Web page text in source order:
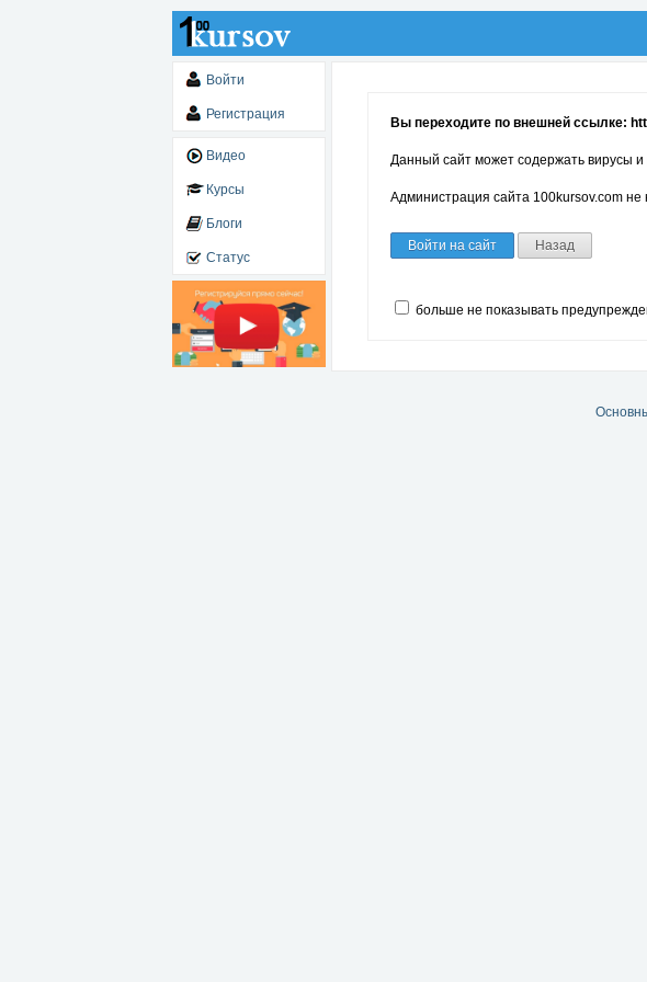
Войти
Регистрация
Видео
Курсы
Блоги
Статус
Вы переходите по внешней ссылке:
Данный сайт может содержать вирусы
Администрация сайта 100kursov.com не
Войти на сайт Назад
больше не показывать